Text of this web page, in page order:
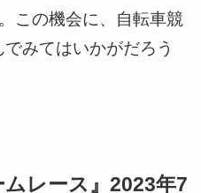
この機会に、自転車競
みてはいかがだろう
ムレース』2023年7